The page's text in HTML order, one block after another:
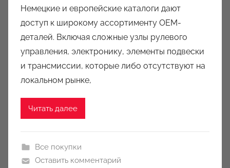
u
k
c
Немецкие и европейские каталоги дают
доступ к широкому ассортименту OEM-
деталей. Включая сложные узлы рулевого
управления, электронику, элементы подвески
и трансмиссии, которые либо отсутствуют на
локальном рынке,
Читать далее
Все покупки
Оставить комментарий